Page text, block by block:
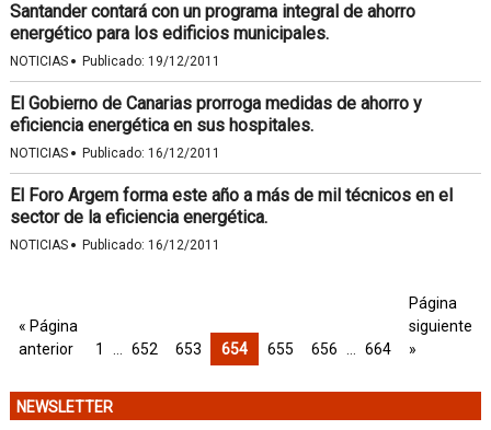
Santander contará con un programa integral de ahorro
energético para los edificios municipales.
NOTICIAS · Publicado: 19/12/2011
El Gobierno de Canarias prorroga medidas de ahorro y
eficiencia energética en sus hospitales.
NOTICIAS · Publicado: 16/12/2011
El Foro Argem forma este año a más de mil técnicos en el
sector de la eficiencia energética.
NOTICIAS · Publicado: 16/12/2011
« Página
anterior
1 652 653 654 655 656 664
Página
siguiente
»
NEWSLETTER